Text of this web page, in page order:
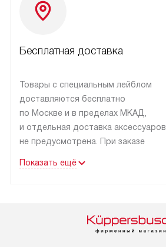
Бесплатная доставка
Товары с специальным лейблом
доставляются бесплатно
по Москве и в пределах МКАД,
и отдельная доставка аксессуаров
не предусмотрена. При заказе
рекомендуем обсудить
быть отправлены покупателю
Показать ещё